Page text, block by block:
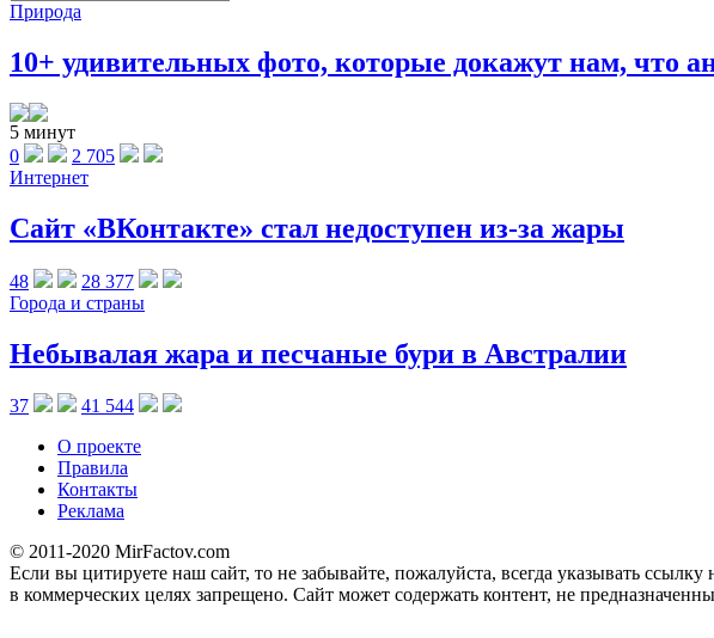
Природа
10+ удивительных фото, которые докажут нам, что
5 минут
0
2 705
Интернет
Сайт «ВКонтакте» стал недоступен из-за жары
48
28 377
Города и страны
Небывалая жара и песчаные бури в Австралии
37
41 544
О проекте
Правила
Контакты
Реклама
© 2011-2020 MirFactov.com
Если вы цитируете наш сайт, то не забывайте, пожалуйста, всегда указывать ссылку
в коммерческих целях запрещено. Сайт может содержать контент, не